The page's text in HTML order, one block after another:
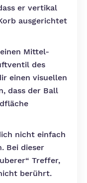
er vertikal
ausgerichtet
Mittel-
des
einen visuellen
dass der Ball
nicht einfach
Bei dieser
Treffer,
berührt.